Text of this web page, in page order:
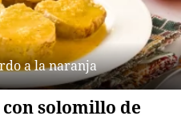
a la naranja
con solomillo de